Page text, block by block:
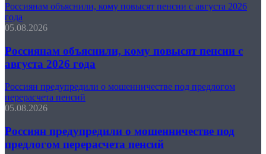
Россиянам объяснили, кому повысят пенсии с августа 2026
года
05.08.2026
Россиянам объяснили, кому повысят пенсии с
августа 2026 года
Россиян предупредили о мошенничестве под предлогом
перерасчета пенсий
05.08.2026
Россиян предупредили о мошенничестве под
предлогом перерасчета пенсий